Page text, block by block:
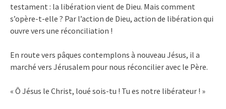
testament : la libération vient de Dieu. Mais comment
s’opère-t-elle ? Par l’action de Dieu, action de libération qui
ouvre vers une réconciliation !
En route vers pâques contemplons à nouveau Jésus, il a
marché vers Jérusalem pour nous réconcilier avec le Père.
« Ô Jésus le Christ, loué sois-tu ! Tu es notre libérateur ! »